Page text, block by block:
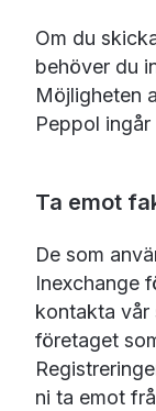
Om du
behöver du
Möjligheten
Peppol
Ta emot
De som
Inexchange
kontakta vår
företaget
ni ta emot